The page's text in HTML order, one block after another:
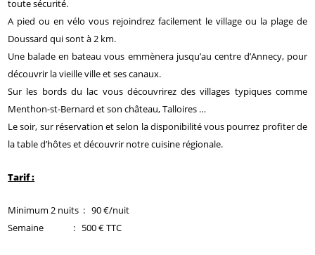
toute sécurité.
A pied ou en vélo vous rejoindrez facilement le village ou la plage de
Doussard qui sont à 2 km.
Une balade en bateau vous emmènera jusqu’au centre d’Annecy, pour
découvrir la vieille ville et ses canaux.
Sur les bords du lac vous découvrirez des villages typiques comme
Menthon-st-Bernard et son château, Talloires …
Le soir, sur réservation et selon la disponibilité vous pourrez profiter de
la table d’hôtes et découvrir notre cuisine régionale.
Tarif :
Minimum 2 nuits : 90 €/nuit
Semaine : 500 € TTC